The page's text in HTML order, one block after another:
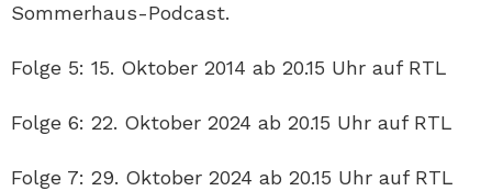
Sommerhaus-Podcast.
Folge 5: 15. Oktober 2014 ab 20.15 Uhr auf RTL
Folge 6: 22. Oktober 2024 ab 20.15 Uhr auf RTL
Folge 7: 29. Oktober 2024 ab 20.15 Uhr auf RTL